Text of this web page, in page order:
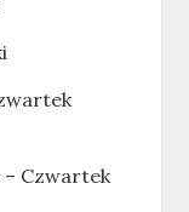
– Czwartek